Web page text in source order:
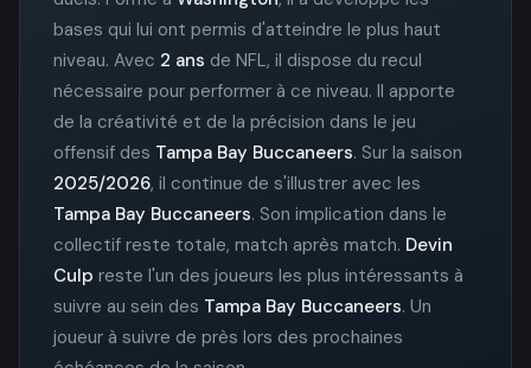
bases qui lui ont permis d'atteindre le plus haut
niveau. Avec 2 ans de NFL, il dispose du recul
nécessaire pour performer à ce niveau. Il apporte
de la créativité et de la précision dans le jeu
offensif des Tampa Bay Buccaneers. Sur la saison
2025/2026, il continue de s'illustrer avec les
Tampa Bay Buccaneers. Son implication dans le
collectif reste totale, match après match. Devin
Culp reste l'un des joueurs les plus intéressants à
suivre au sein des Tampa Bay Buccaneers. Un
joueur à suivre de près lors des prochaines